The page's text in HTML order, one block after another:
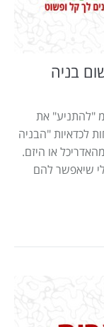
בניה
"להתניע" את
לכדאיות "הבניה
או היזם.
שיאפשר להם